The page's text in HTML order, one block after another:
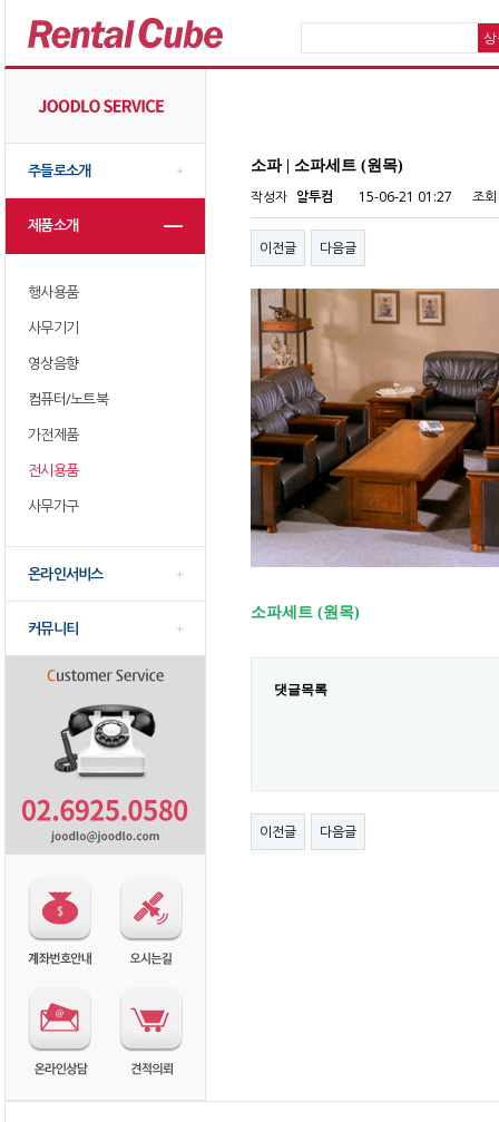
주들로소개
제품소개
행사용품
사무기기
영상음향
컴퓨터/노트북
가전제품
전시용품
사무가구
온라인서비스
커뮤니티
소파 | 소파세트 (원목)
작성자 알투컴 15-06-21 01:27 조회
이전글 다음글
소파세트 (원목)
댓글목록
이전글 다음글